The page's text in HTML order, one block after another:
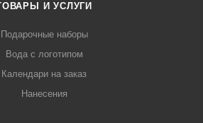
И УСЛУГИ
Подарочные наборы
Вода с логотипом
Календари на заказ
Нанесения